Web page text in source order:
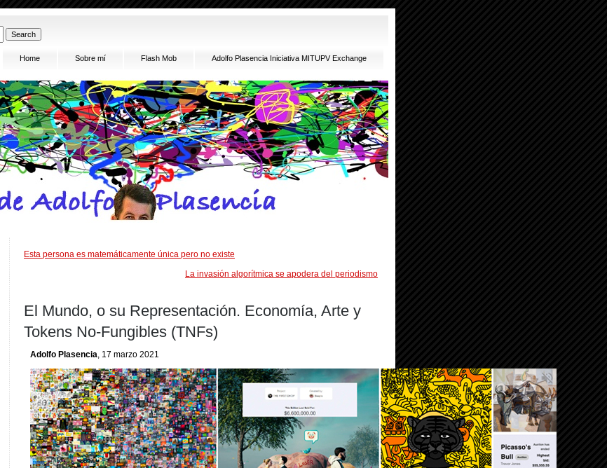
Home Sobre mí Flash Mob Adolfo Plasencia Iniciativa MITUPV Exchange
Esta persona es matemáticamente única pero no existe
La invasión algorítmica se apodera del periodismo
El Mundo, o su Representación. Economía, Arte y
Tokens No-Fungibles (TNFs)
Adolfo Plasencia, 17 marzo 2021